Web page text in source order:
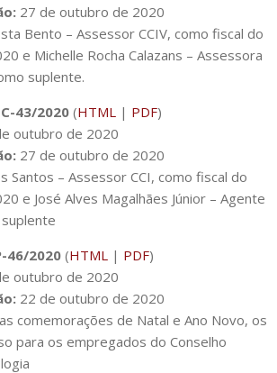
27 de outubro de 2020
Bento – Assessor CCIV, como fiscal do
e Michelle Rocha Calazans – Assessora
suplente.
43/2020 (HTML | PDF)
outubro de 2020
27 de outubro de 2020
Santos – Assessor CCI, como fiscal do
e José Alves Magalhães Júnior – Agente
46/2020 (HTML | PDF)
outubro de 2020
22 de outubro de 2020
comemorações de Natal e Ano Novo, os
para os empregados do Conselho